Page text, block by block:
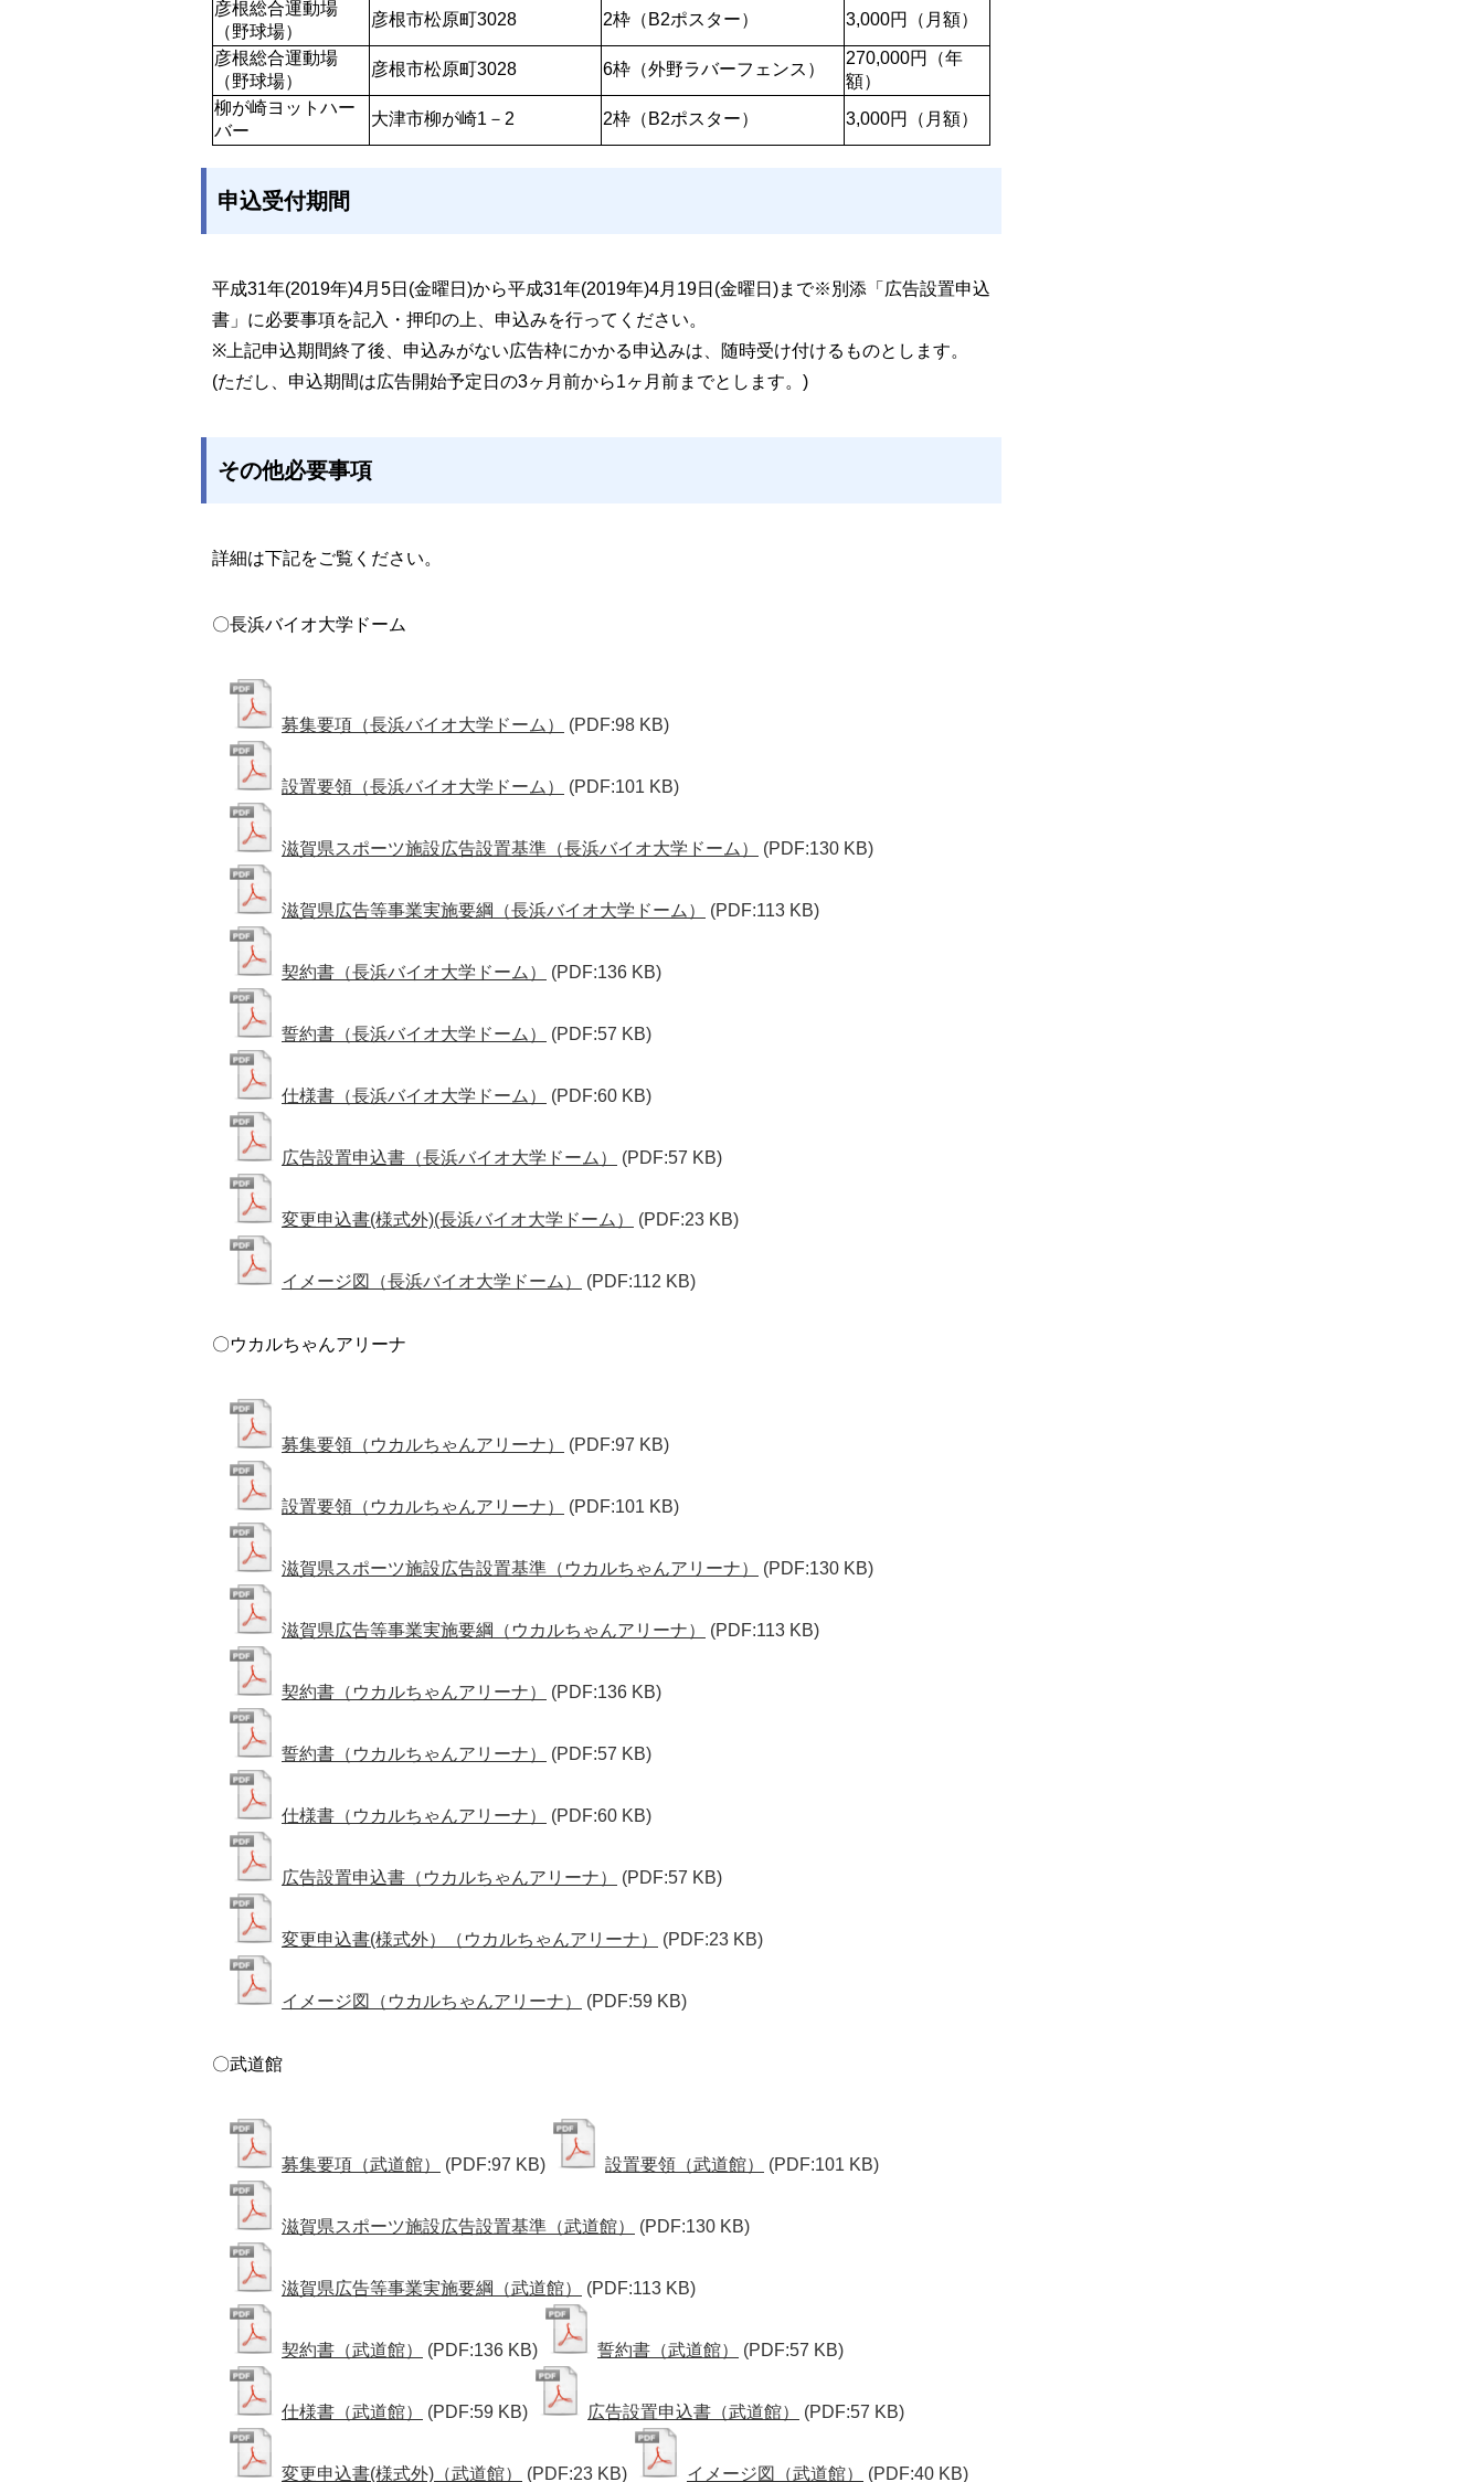
彦根総合運動場
（野球場）
彦根市松原町3028 2枠（B2ポスター） 3,000円（月額）
彦根総合運動場
（野球場）
彦根市松原町3028 6枠（外野ラバーフェンス）
270,000円（年
額）
柳が崎ヨットハー
バー
大津市柳が崎1－2 2枠（B2ポスター） 3,000円（月額）
申込受付期間
平成31年(2019年)4月5日(金曜日)から平成31年(2019年)4月19日(金曜日)まで※別添「広告設置申込
書」に必要事項を記入・押印の上、申込みを行ってください。
※上記申込期間終了後、申込みがない広告枠にかかる申込みは、随時受け付けるものとします。
(ただし、申込期間は広告開始予定日の3ヶ月前から1ヶ月前までとします。)
その他必要事項
詳細は下記をご覧ください。
〇長浜バイオ大学ドーム
募集要項（長浜バイオ大学ドーム） (PDF:98 KB)
設置要領（長浜バイオ大学ドーム） (PDF:101 KB)
滋賀県スポーツ施設広告設置基準（長浜バイオ大学ドーム） (PDF:130 KB)
滋賀県広告等事業実施要綱（長浜バイオ大学ドーム） (PDF:113 KB)
契約書（長浜バイオ大学ドーム） (PDF:136 KB)
誓約書（長浜バイオ大学ドーム） (PDF:57 KB)
仕様書（長浜バイオ大学ドーム） (PDF:60 KB)
広告設置申込書（長浜バイオ大学ドーム） (PDF:57 KB)
変更申込書(様式外)(長浜バイオ大学ドーム） (PDF:23 KB)
イメージ図（長浜バイオ大学ドーム） (PDF:112 KB)
〇ウカルちゃんアリーナ
募集要領（ウカルちゃんアリーナ） (PDF:97 KB)
設置要領（ウカルちゃんアリーナ） (PDF:101 KB)
滋賀県スポーツ施設広告設置基準（ウカルちゃんアリーナ） (PDF:130 KB)
滋賀県広告等事業実施要綱（ウカルちゃんアリーナ） (PDF:113 KB)
契約書（ウカルちゃんアリーナ） (PDF:136 KB)
誓約書（ウカルちゃんアリーナ） (PDF:57 KB)
仕様書（ウカルちゃんアリーナ） (PDF:60 KB)
広告設置申込書（ウカルちゃんアリーナ） (PDF:57 KB)
変更申込書(様式外）（ウカルちゃんアリーナ） (PDF:23 KB)
イメージ図（ウカルちゃんアリーナ） (PDF:59 KB)
〇武道館
募集要項（武道館） (PDF:97 KB) 設置要領（武道館） (PDF:101 KB)
滋賀県スポーツ施設広告設置基準（武道館） (PDF:130 KB)
滋賀県広告等事業実施要綱（武道館） (PDF:113 KB)
契約書（武道館） (PDF:136 KB) 誓約書（武道館） (PDF:57 KB)
仕様書（武道館） (PDF:59 KB) 広告設置申込書（武道館） (PDF:57 KB)
変更申込書(様式外)（武道館） (PDF:23 KB) イメージ図（武道館） (PDF:40 KB)